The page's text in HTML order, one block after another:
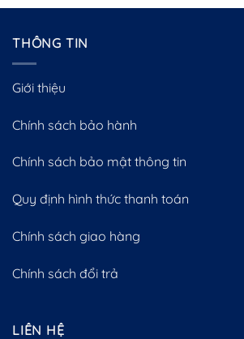
THÔNG TIN
Giới thiệu
Chính sách bảo hành
Chính sách bảo mật thông tin
Quy định hình thức thanh toán
Chính sách giao hàng
Chính sách đổi trả
LIÊN HỆ